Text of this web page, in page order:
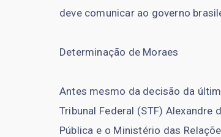
deve comunicar ao governo
Determinação de Moraes
Antes mesmo da decisão da
Tribunal Federal (STF)
Pública e o Ministério das